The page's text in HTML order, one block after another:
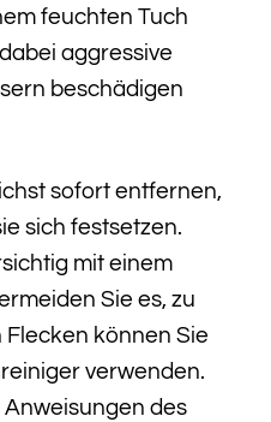
feuchten Tuch
aggressive
beschädigen
sofort entfernen,
sich festsetzen.
mit einem
Sie es, zu
können Sie
verwenden.
des